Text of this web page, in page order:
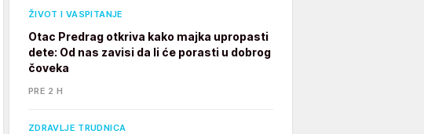
ŽIVOT I VASPITANJE
Otac Predrag otkriva kako majka upropasti
dete: Od nas zavisi da li će porasti u dobrog
čoveka
PRE 2 H
ZDRAVLJE TRUDNICA